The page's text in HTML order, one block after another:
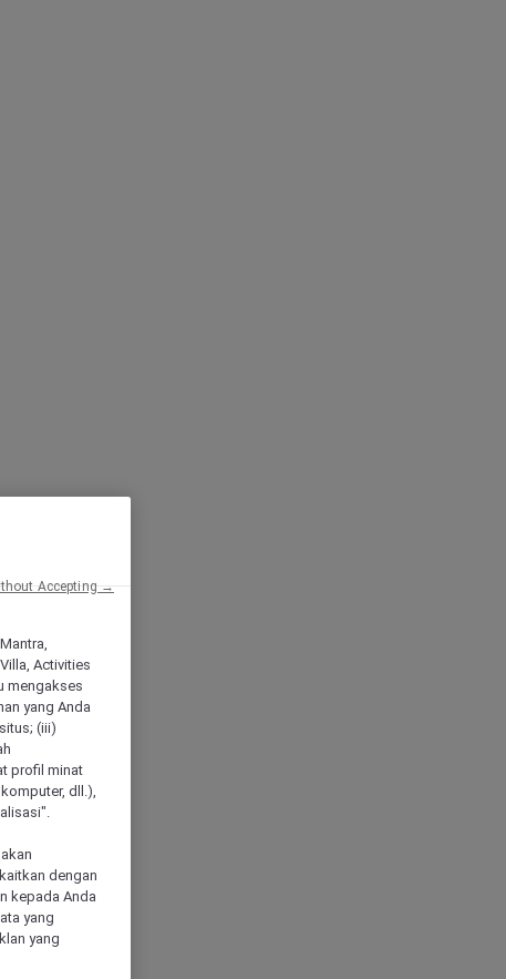
Activities
mengakses
yang Anda
(iii)
profil minat
dll.),
dengan
kepada Anda
yang
yang
Accepting →